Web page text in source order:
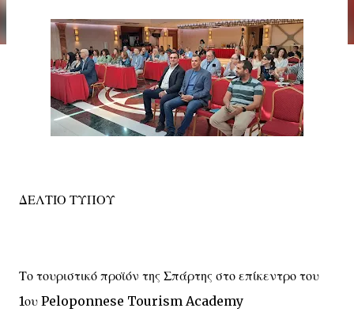
ΔΕΛΤΙΟ ΤΥΠΟΥ
Το τουριστικό προϊόν της Σπάρτης στο επίκεντρο του
1ου Peloponnese Tourism Academy